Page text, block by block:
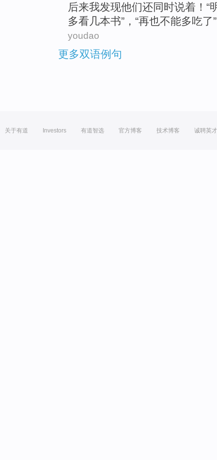
后来我发现他们还同时说着 ！“
多看 几本书”，“再也不能多吃了
youdao
更多双语例句
关于有道 Investors 有道智选 官方博客 技术博客 诚聘英才